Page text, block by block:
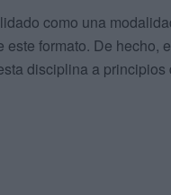
como una
este formato. De
disciplina a principios